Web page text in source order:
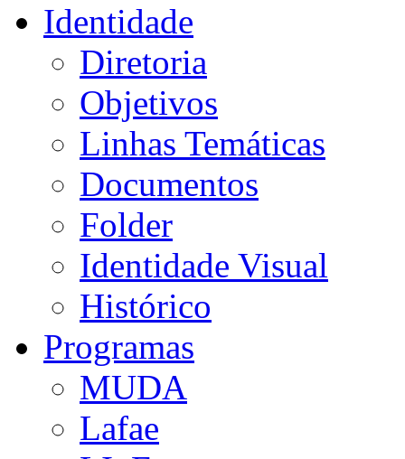
Identidade
Diretoria
Objetivos
Linhas Temáticas
Documentos
Folder
Identidade Visual
Histórico
Programas
MUDA
Lafae